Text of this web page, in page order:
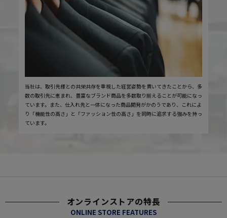
当社は、取引先様との共栄共存を重視した経営姿勢を貫いてきたことから、多
数の取引先に恵まれ、豊富なブランド商品を多数取り揃えることが可能になっ
ています。また、仕入れ先と一体になった商品開発がかのうであり、これによ
り「機能性の高さ」と「ファッション性の高さ」を同時に追求する強みを持っ
ています。
オンラインストアの特長
ONLINE STORE FEATURES